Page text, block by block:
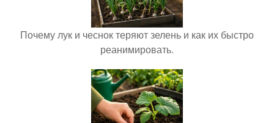
Почему лук и чеснок теряют зелень и как их быстро
реанимировать.